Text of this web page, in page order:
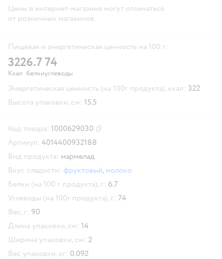
Цены в интернет-магазине могут отличаться
от розничных магазинов.
Пищевая и энергетическая ценность на 100 г:
322
Ккал
6.7
белки
74
углеводы
Энергетическая ценность (на 100г продукта), ккал: 322
Высота упаковки, см: 15.5
Код товара: 1000629030
Артикул: 4014400932188
Вид продукта: мармелад
Вкус сладости: фруктовый, молоко
Белки (на 100 г продукта), г: 6.7
Углеводы (на 100г продукта), г: 74
Вес, г: 90
Длина упаковки, см: 14
Ширина упаковки, см: 2
Вес упаковки, кг: 0.092